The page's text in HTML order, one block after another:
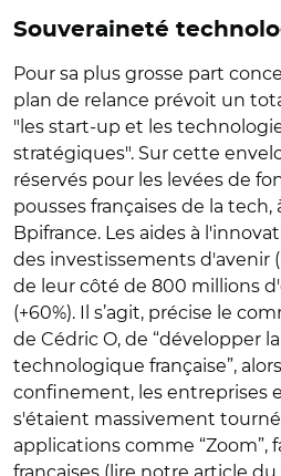
Souveraineté
Pour sa plus grosse part
plan de relance prévoit un
"les start-up et les
stratégiques". Sur cette
réservés pour les levées de
pousses françaises de la
Bpifrance. Les aides à
des investissements d'avenir
de leur côté de 800 millions
(+60%). Il s’agit, précise le
de Cédric O, de “développer
technologique française”,
confinement, les entreprises
s'étaient massivement
applications comme “Zoom”,
françaises ( lire notre article du